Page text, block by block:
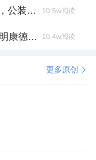
金螳螂二季度新签单59亿，公装业务贡献逾八成 10.5w阅读
从“市梦率”到“硬实力”：药明康德如何用业绩填平2021年估值鸿沟？ 10.4w阅读
更多原创